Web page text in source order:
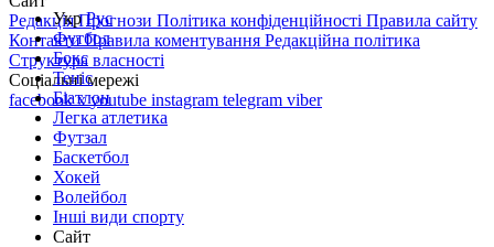
РедакціяПрогнози Політика конфіденційності Правила сайту
КонтактиПравила коментування Редакційна політика
Структура власності
Соціальні мережі
facebookxyoutube instagram telegram viber
УкрРус
Футбол
Бокс
Теніс
Біатлон
Легка атлетика
Футзал
Баскетбол
Хокей
Волейбол
Інші види спорту
Сайт